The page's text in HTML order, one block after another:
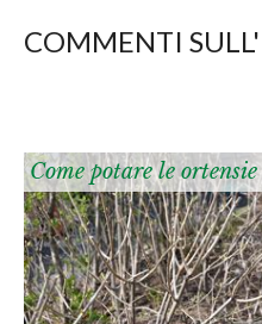
COMMENTI
Come potare le ortensie